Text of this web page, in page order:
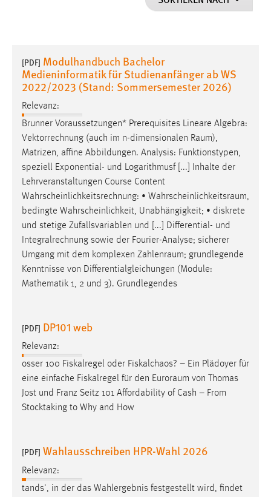
[PDF] Modulhandbuch Bachelor
Medieninformatik für Studienanfänger ab WS
2022/2023 (Stand: Sommersemester 2026)
Relevanz:
Brunner Voraussetzungen* Prerequisites Lineare Algebra:
Vektorrechnung (auch im n-dimensionalen Raum),
Matrizen, affine Abbildungen. Analysis: Funktionstypen,
speziell Exponential- und Logarithmusf [...] Inhalte der
Lehrveranstaltungen Course Content
Wahrscheinlichkeitsrechnung: • Wahrscheinlichkeitsraum,
bedingte Wahrscheinlichkeit, Unabhängigkeit; • diskrete
und stetige Zufallsvariablen und [...] Differential- und
Integralrechnung sowie der Fourier-Analyse; sicherer
Umgang mit dem komplexen Zahlenraum; grundlegende
Kenntnisse von Differentialgleichungen (Module:
Mathematik 1, 2 und 3). Grundlegendes
[PDF] DP101 web
Relevanz:
osser 100 Fiskalregel oder Fiskalchaos? – Ein Plädoyer für
eine einfache Fiskalregel für den Euroraum von Thomas
Jost und Franz Seitz 101 Affordability of Cash – From
Stocktaking to Why and How
[PDF] Wahlausschreiben HPR-Wahl 2026
Relevanz:
tands', in der das Wahlergebnis festgestellt wird, findet
Performance
Name:
staticfilecache
Zweck:
Für performante Seitenauslieferung wird in diesem Cookie
gespeichert, ob man eingeloggt ist.
Sprachpräferenz
Name:
site-language-preference
Zweck:
Das Cookie speichert die gewählte Sprache der Website.
Chat
Name:
chat-frame-style-5e9dbeb1811c0446
Cookie Laufzeit:
MibewSessionID, mibew-chat-frame-style-
5e9dbeb1811c0446 = Sitzungslaufzeit, mibew_locale = 3